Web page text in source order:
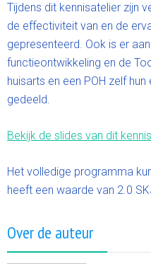
Tijdens dit kennisatelier zijn
de effectiviteit van en de
gepresenteerd. Ook is er
functieontwikkeling en de
huisarts en een POH zelf
gedeeld.
Bekijk de slides van dit
Het volledige programma
heeft een waarde van 2.0
Over de auteur